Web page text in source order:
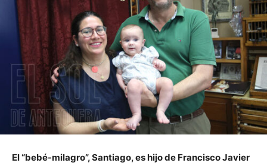
El “bebé-milagro”, Santiago, es hijo de Francisco Javier